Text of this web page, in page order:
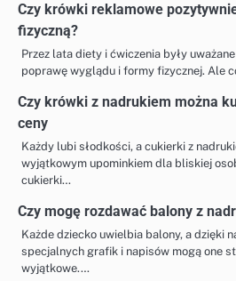
Czy krówki reklamowe
fizyczną?
Przez lata diety i ćwiczenia były
poprawę wyglądu i formy fizycznej. Ale
Czy krówki z nadrukiem można
ceny
Każdy lubi słodkości, a cukierki z
wyjątkowym upominkiem dla bliskiej
cukierki…
Czy mogę rozdawać balony z
Każde dziecko uwielbia balony, a dzięki
specjalnych grafik i napisów mogą one
wyjątkowe.…